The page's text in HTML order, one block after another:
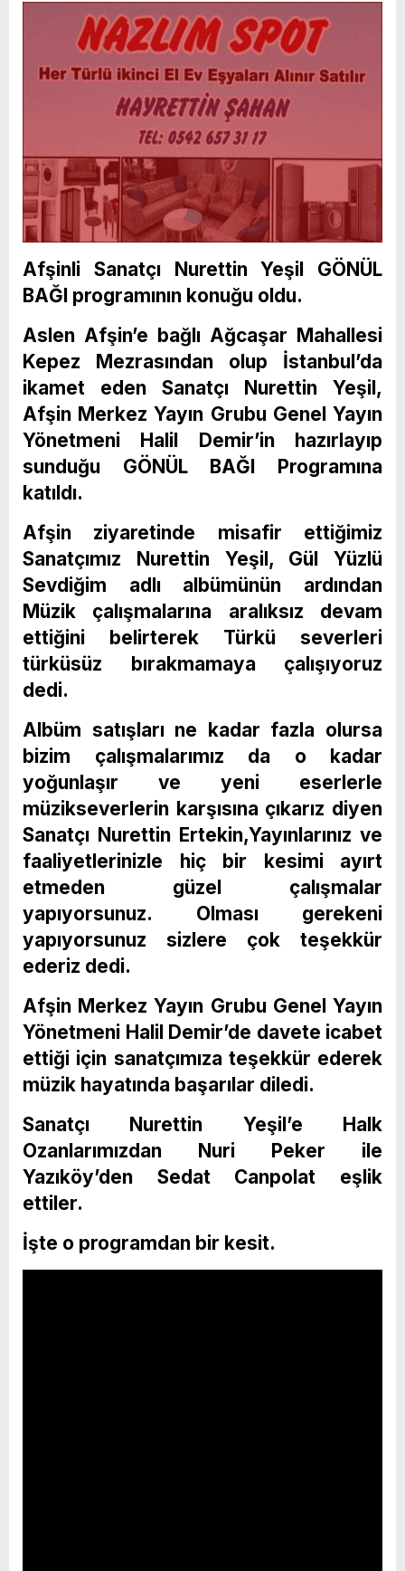
Afşinli Sanatçı Nurettin Yeşil GÖNÜL
BAĞI programının konuğu oldu.
Aslen Afşin’e bağlı Ağcaşar Mahallesi
Kepez Mezrasından olup İstanbul’da
ikamet eden Sanatçı Nurettin Yeşil,
Afşin Merkez Yayın Grubu Genel Yayın
Yönetmeni Halil Demir’in hazırlayıp
sunduğu GÖNÜL BAĞI Programına
katıldı.
Afşin ziyaretinde misafir ettiğimiz
Sanatçımız Nurettin Yeşil, Gül Yüzlü
Sevdiğim adlı albümünün ardından
Müzik çalışmalarına aralıksız devam
ettiğini belirterek Türkü severleri
türküsüz bırakmamaya çalışıyoruz
dedi.
Albüm satışları ne kadar fazla olursa
bizim çalışmalarımız da o kadar
yoğunlaşır ve yeni eserlerle
müzikseverlerin karşısına çıkarız diyen
Sanatçı Nurettin Ertekin,Yayınlarınız ve
faaliyetlerinizle hiç bir kesimi ayırt
etmeden güzel çalışmalar
yapıyorsunuz. Olması gerekeni
yapıyorsunuz sizlere çok teşekkür
ederiz dedi.
Afşin Merkez Yayın Grubu Genel Yayın
Yönetmeni Halil Demir’de davete icabet
ettiği için sanatçımıza teşekkür ederek
müzik hayatında başarılar diledi.
Sanatçı Nurettin Yeşil’e Halk
Ozanlarımızdan Nuri Peker ile
Yazıköy’den Sedat Canpolat eşlik
ettiler.
İşte o programdan bir kesit.